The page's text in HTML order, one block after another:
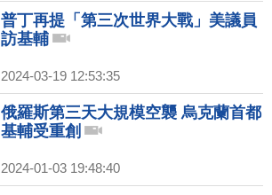
普丁再提「第三次世界大戰」美議員
訪基輔
2024-03-19 12:53:35
俄羅斯第三天大規模空襲 烏克蘭首都
基輔受重創
2024-01-03 19:48:40